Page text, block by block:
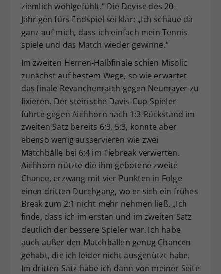
ziemlich wohlgefühlt.“ Die Devise des 20-
Jährigen fürs Endspiel sei klar: „Ich schaue da
ganz auf mich, dass ich einfach mein Tennis
spiele und das Match wieder gewinne.“
Im zweiten Herren-Halbfinale schien Misolic
zunächst auf bestem Wege, so wie erwartet
das finale Revanchematch gegen Neumayer zu
fixieren. Der steirische Davis-Cup-Spieler
führte gegen Aichhorn nach 1:3-Rückstand im
zweiten Satz bereits 6:3, 5:3, konnte aber
ebenso wenig ausservieren wie zwei
Matchbälle bei 6:4 im Tiebreak verwerten.
Aichhorn nützte die ihm gebotene zweite
Chance, erzwang mit vier Punkten in Folge
einen dritten Durchgang, wo er sich ein frühes
Break zum 2:1 nicht mehr nehmen ließ. „Ich
finde, dass ich im ersten und im zweiten Satz
deutlich der bessere Spieler war. Ich habe
auch außer den Matchbällen genug Chancen
gehabt, die ich leider nicht ausgenützt habe.
Im dritten Satz habe ich dann von meiner Seite